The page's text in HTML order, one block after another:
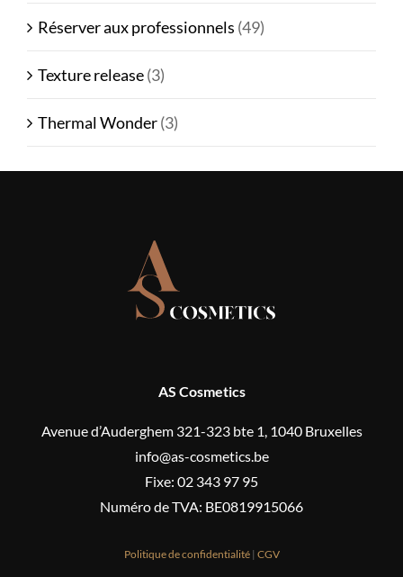
Réserver aux professionnels (49)
Texture release(3)
Thermal Wonder(3)
AS Cosmetics
Avenue d’Auderghem 321-323 bte 1, 1040 Bruxelles
info@as-cosmetics.be
Fixe: 02 343 97 95
Numéro de TVA: BE0819915066
Politique de confidentialité| CGV